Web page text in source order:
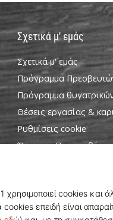
Σχετικά μ' εμάς
Σχετικά μ' εμάς
Πρόγραμμα
Πρόγραμμα
Θέσεις εργασίας &
Ρυθμίσεις cookie
Όροι και